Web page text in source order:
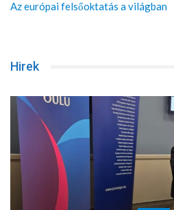
Az európai felsőoktatás a világban
Hirek